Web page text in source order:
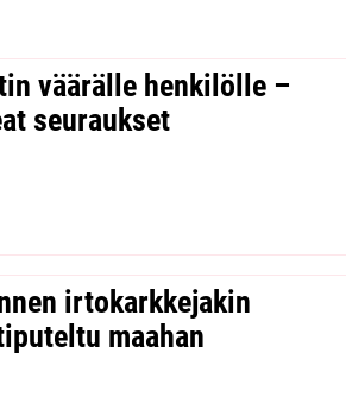
väärälle henkilölle –
seuraukset
irtokarkkejakin
maahan